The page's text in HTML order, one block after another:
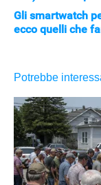
Gli smartwatch
ecco quelli che